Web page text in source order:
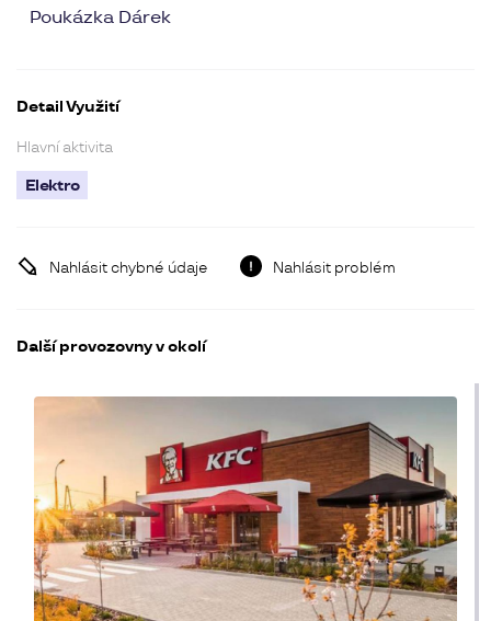
Poukázka Dárek
Detail Využití
Hlavní aktivita
Elektro
Nahlásit chybné údaje Nahlásit problém
Další provozovny v okolí